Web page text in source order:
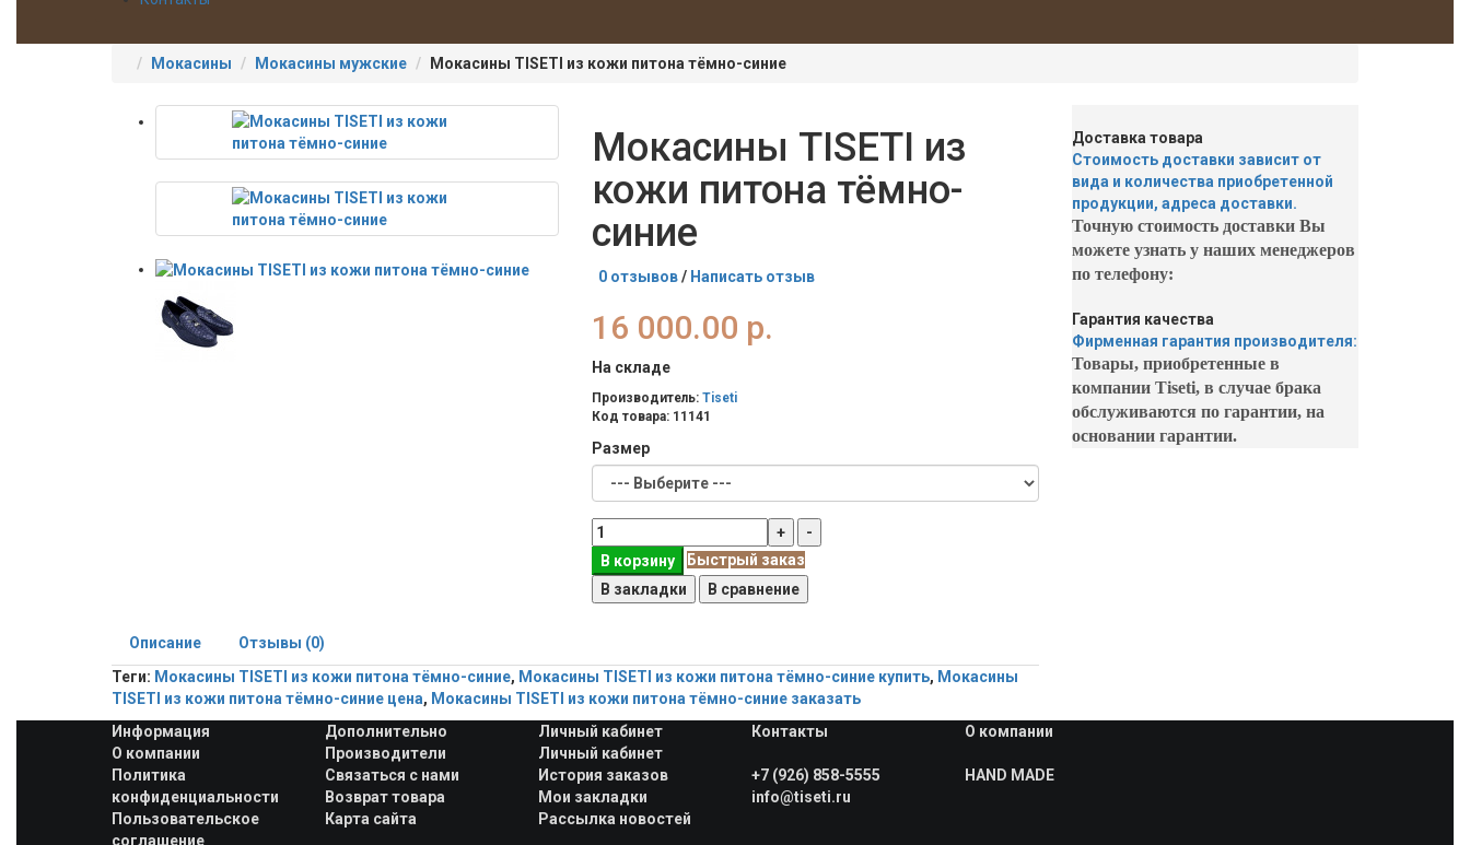
Мокасины Мокасины мужские Мокасины TISETI из кожи питона тёмно-синие
Мокасины TISETI из
кожи питона тёмно-
синие
0 отзывов/ Написать отзыв
16 000.00 р.
На складе
Производитель: Tiseti
Код товара:11141
Размер
В корзину
Быстрый заказ
В закладки
В сравнение
Описание
Отзывы (0)
Теги: Мокасины TISETI из кожи питона тёмно-синие, Мокасины TISETI из кожи питона тёмно-синие купить, Мокасины
TISETI из кожи питона тёмно-синие цена, Мокасины TISETI из кожи питона тёмно-синие заказать
Доставка товара
Стоимость доставки зависит от
вида и количества приобретенной
продукции, адреса доставки.
Точную стоимость доставки Вы
можете узнать у наших менеджеров
по телефону:
Гарантия качества
Фирменная гарантия производителя:
Товары, приобретенные в
компании Tiseti, в случае брака
обслуживаются по гарантии, на
основании гарантии.
Информация
О компании
Политика
конфиденциальности
Пользовательское
соглашение
Дополнительно
Производители
Связаться с нами
Возврат товара
Карта сайта
Личный кабинет
Личный кабинет
История заказов
Мои закладки
Рассылка новостей
Контакты
+7 (926) 858-5555
info@tiseti.ru
О компании
HAND MADE